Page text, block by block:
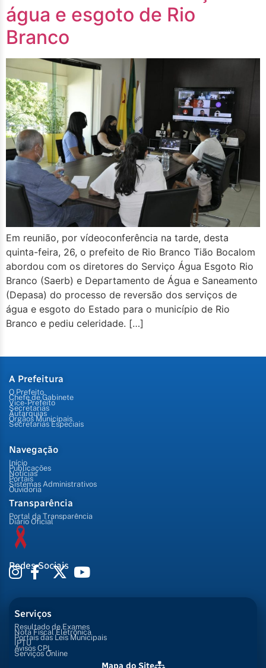
água e esgoto de Rio
Branco
Em reunião, por vídeoconferência na tarde, desta
quinta-feira, 26, o prefeito de Rio Branco Tião Bocalom
abordou com os diretores do Serviço Água Esgoto Rio
Branco (Saerb) e Departamento de Água e Saneamento
(Depasa) do processo de reversão dos serviços de
água e esgoto do Estado para o município de Rio
Branco e pediu celeridade. […]
A Prefeitura
O Prefeito
Chefe de Gabinete
Vice-Prefeito
Secretarias
Autarquias
Órgãos Municipais
Secretarias Especiais
Navegação
Início
Publicações
Notícias
Portais
Sistemas Administrativos
Ouvidoria
Transparência
Portal da Transparência
Diário Oficial
Redes Sociais
Serviços
Resultado de Exames
Nota Fiscal Eletrônica
Portais das Leis Municipais
IPTU
Avisos CPL
Serviços Online
Mapa do Site